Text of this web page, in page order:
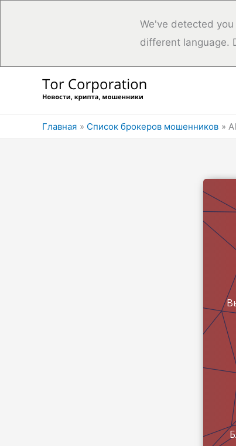
We've detected
different language.
Главная Список брокеров мошенников